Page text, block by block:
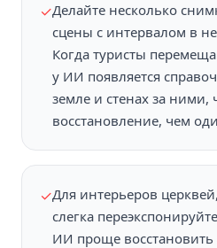
✓Делайте несколько
сцены с интервалом в
Когда туристы
у ИИ появляется
земле и стенах за ними,
восстановление, чем
✓Для интерьеров
слегка
ИИ проще восстановить